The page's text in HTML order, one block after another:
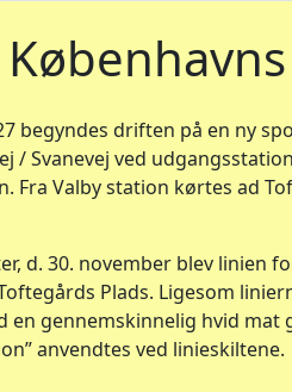
begyndes driften på en ny
/ Svanevej ved
Fra Valby station kørtes ad
d. 30. november blev
Plads. Ligesom
en gennemskinnelig hvid
anvendtes ved linieskiltene.